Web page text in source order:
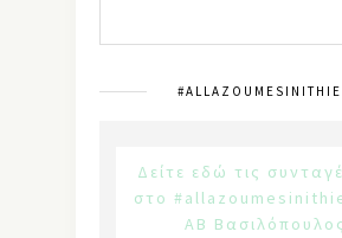
Δείτε εδώ τις
στο
ΑΒ Βασιλόπουλος